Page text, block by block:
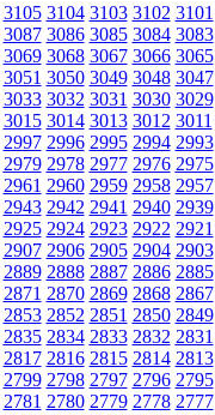
3105 3104 3103 3102 3101
3087 3086 3085 3084 3083
3069 3068 3067 3066 3065
3051 3050 3049 3048 3047
3033 3032 3031 3030 3029
3015 3014 3013 3012 3011
2997 2996 2995 2994 2993
2979 2978 2977 2976 2975
2961 2960 2959 2958 2957
2943 2942 2941 2940 2939
2925 2924 2923 2922 2921
2907 2906 2905 2904 2903
2889 2888 2887 2886 2885
2871 2870 2869 2868 2867
2853 2852 2851 2850 2849
2835 2834 2833 2832 2831
2817 2816 2815 2814 2813
2799 2798 2797 2796 2795
2781 2780 2779 2778 2777